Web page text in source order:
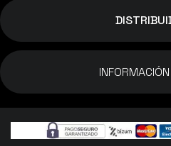
INFORMACIÓN